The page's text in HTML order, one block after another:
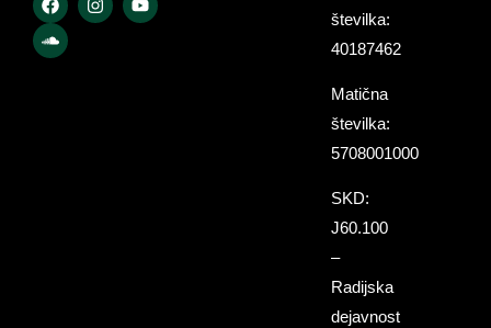
številka:
40187462
Matična
številka:
5708001000
SKD:
J60.100
–
Radijska
dejavnost